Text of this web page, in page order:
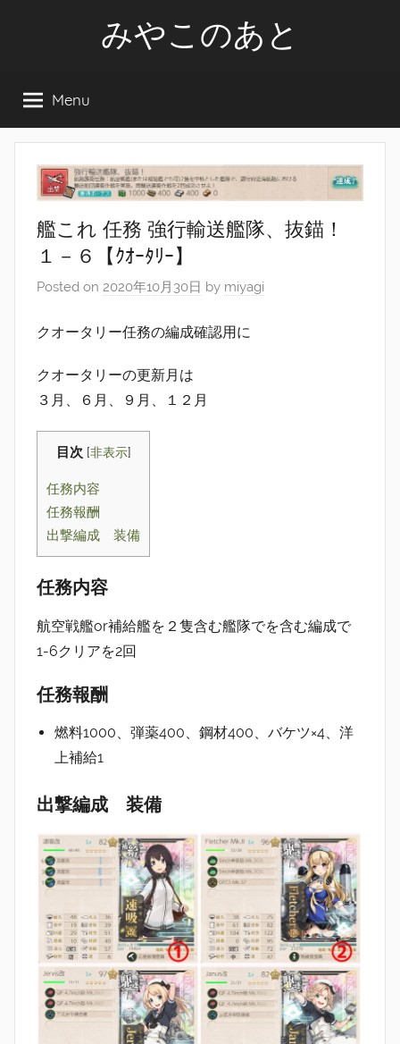
みやこのあと
Menu
艦これ 任務 強行輸送艦隊、抜錨！
１－６【ｸｵｰﾀﾘｰ】
Posted on 2020年10月30日 by miyagi
クオータリー任務の編成確認用に
クオータリーの更新月は
３月、６月、９月、１２月
目次 [非表示]
任務内容
任務報酬
出撃編成 装備
任務内容
航空戦艦or補給艦を２隻含む艦隊でを含む編成で
1-6クリアを2回
任務報酬
燃料1000、弾薬400、鋼材400、バケツ×4、洋
上補給1
出撃編成 装備